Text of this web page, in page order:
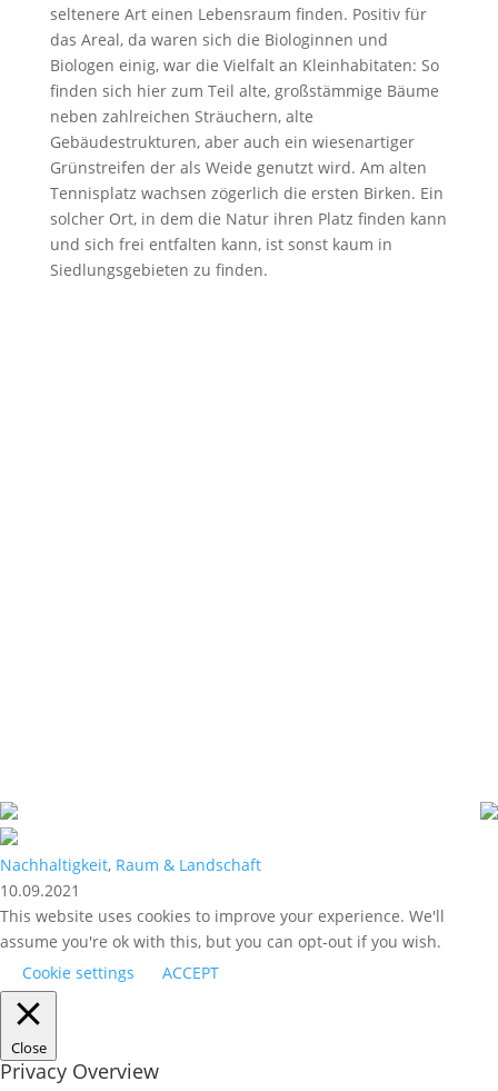
seltenere Art einen Lebensraum finden. Positiv für
das Areal, da waren sich die Biologinnen und
Biologen einig, war die Vielfalt an Kleinhabitaten: So
finden sich hier zum Teil alte, großstämmige Bäume
neben zahlreichen Sträuchern, alte
Gebäudestrukturen, aber auch ein wiesenartiger
Grünstreifen der als Weide genutzt wird. Am alten
Tennisplatz wachsen zögerlich die ersten Birken. Ein
solcher Ort, in dem die Natur ihren Platz finden kann
und sich frei entfalten kann, ist sonst kaum in
Siedlungsgebieten zu finden.
Nachhaltigkeit, Raum & Landschaft
10.09.2021
This website uses cookies to improve your experience. We'll
assume you're ok with this, but you can opt-out if you wish.
Cookie settings
ACCEPT
Close
Privacy Overview